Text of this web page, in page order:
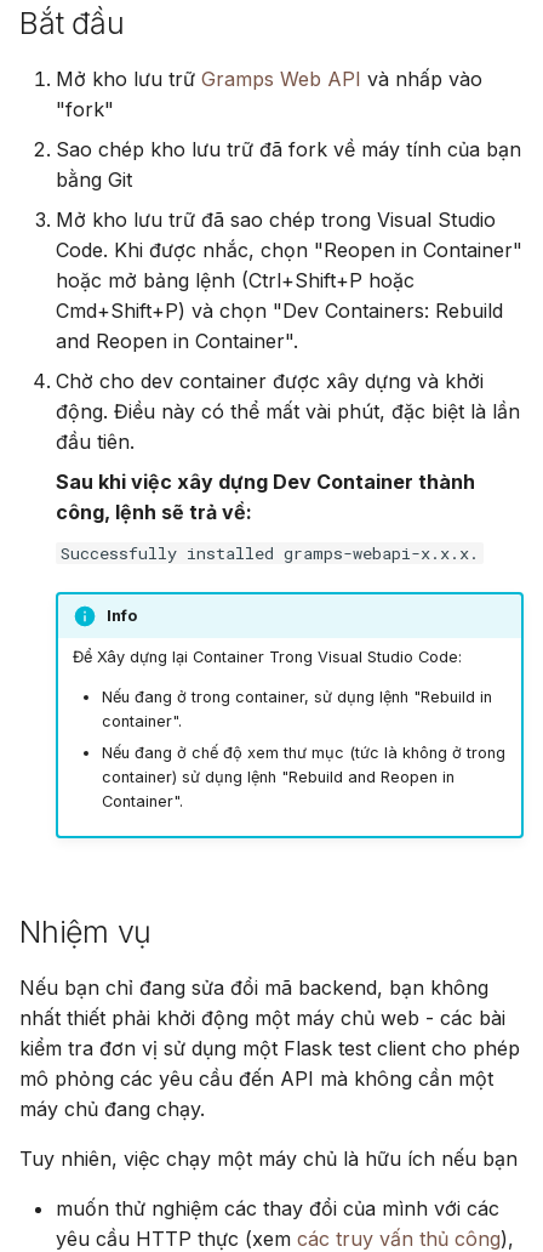
Gramps 6.0
Bắt đầu
Mở kho lưu trữ Gramps Web API và nhấp vào
"fork"
Sao chép kho lưu trữ đã fork về máy tính của bạn
bằng Git
Mở kho lưu trữ đã sao chép trong Visual Studio
Code. Khi được nhắc, chọn "Reopen in Container"
hoặc mở bảng lệnh (Ctrl+Shift+P hoặc
Cmd+Shift+P) và chọn "Dev Containers: Rebuild
and Reopen in Container".
Chờ cho dev container được xây dựng và khởi
động. Điều này có thể mất vài phút, đặc biệt là lần
đầu tiên.
Sau khi việc xây dựng Dev Container thành
công, lệnh sẽ trả về:
Successfully installed gramps-webapi-x.x.x.
Info
Để Xây dựng lại Container Trong Visual Studio Code:
Nếu đang ở trong container, sử dụng lệnh "Rebuild in
container".
Nếu đang ở chế độ xem thư mục (tức là không ở trong
container) sử dụng lệnh "Rebuild and Reopen in
Container".
Nhiệm vụ
Nếu bạn chỉ đang sửa đổi mã backend, bạn không
nhất thiết phải khởi động một máy chủ web - các bài
kiểm tra đơn vị sử dụng một Flask test client cho phép
mô phỏng các yêu cầu đến API mà không cần một
máy chủ đang chạy.
Tuy nhiên, việc chạy một máy chủ là hữu ích nếu bạn
muốn thử nghiệm các thay đổi của mình với các
yêu cầu HTTP thực (xem các truy vấn thủ công),